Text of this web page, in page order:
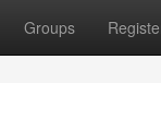
Groups